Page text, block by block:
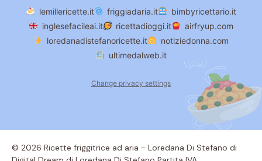
lemillericette.it friggiadaria.it
bimbyricettario.it
inglesefacileai.it
ricettadioggi.it
airfryup.com
loredanadistefanoricette.it
notiziedonna.com
ultimedalweb.it
Change privacy settings
© 2026 Ricette friggitrice ad aria - Loredana Di Stefano di